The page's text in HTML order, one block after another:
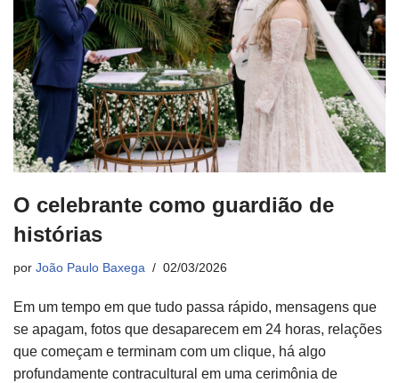
O celebrante como guardião de
histórias
por João Paulo Baxega 02/03/2026
Em um tempo em que tudo passa rápido, mensagens que
se apagam, fotos que desaparecem em 24 horas, relações
que começam e terminam com um clique, há algo
profundamente contracultural em uma cerimônia de